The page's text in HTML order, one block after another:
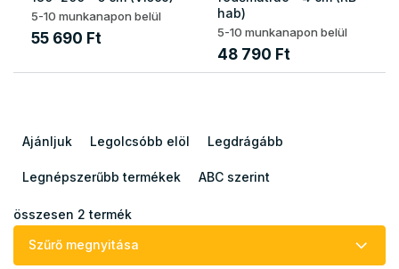
5-10 munkanapon belül
55 690 Ft
hab)
5-10 munkanapon belül
48 790 Ft
e
m
k
Ajánljuk Legolcsóbb elöl Legdrágább
Legnépszerűbb termékek ABC szerint
összesen 2 termék
Szűrő megnyitása